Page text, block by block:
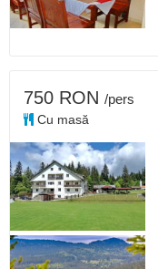
750 RON /pers
Cu masă